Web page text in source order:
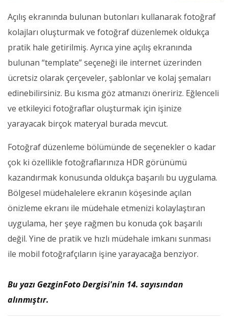
Açılış ekranında bulunan butonları kullanarak fotoğraf
kolajları oluşturmak ve fotoğraf düzenlemek oldukça
pratik hale getirilmiş. Ayrıca yine açılış ekranında
bulunan “template” seçeneği ile internet üzerinden
ücretsiz olarak çerçeveler, şablonlar ve kolaj şemaları
edinebilirsiniz. Bu kısma göz atmanızı öneririz. Eğlenceli
ve etkileyici fotoğraflar oluşturmak için işinize
yarayacak birçok materyal burada mevcut.
Fotoğraf düzenleme bölümünde de seçenekler o kadar
çok ki özellikle fotoğraflarınıza HDR görünümü
kazandırmak konusunda oldukça başarılı bu uygulama.
Bölgesel müdehalelere ekranın köşesinde açılan
önizleme ekranı ile müdehale etmenizi kolaylaştıran
uygulama, her şeye rağmen bu konuda çok başarılı
değil. Yine de pratik ve hızlı müdehale imkanı sunması
ile mobil fotoğrafçıların işine yarayacağa benziyor.
Bu yazı GezginFoto Dergisi'nin 14. sayısından
alınmıştır.